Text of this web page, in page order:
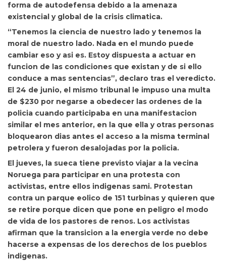
forma de autodefensa debido a la amenaza
existencial y global de la crisis climatica.
“Tenemos la ciencia de nuestro lado y tenemos la
moral de nuestro lado. Nada en el mundo puede
cambiar eso y asi es. Estoy dispuesta a actuar en
funcion de las condiciones que existan y de si ello
conduce a mas sentencias”, declaro tras el veredicto.
El 24 de junio, el mismo tribunal le impuso una multa
de $230 por negarse a obedecer las ordenes de la
policia cuando participaba en una manifestacion
similar el mes anterior, en la que ella y otras personas
bloquearon dias antes el acceso a la misma terminal
petrolera y fueron desalojadas por la policia.
El jueves, la sueca tiene previsto viajar a la vecina
Noruega para participar en una protesta con
activistas, entre ellos indigenas sami. Protestan
contra un parque eolico de 151 turbinas y quieren que
se retire porque dicen que pone en peligro el modo
de vida de los pastores de renos. Los activistas
afirman que la transicion a la energia verde no debe
hacerse a expensas de los derechos de los pueblos
indigenas.